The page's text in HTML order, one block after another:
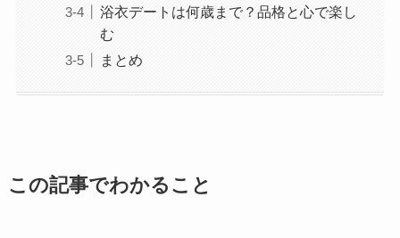
浴衣デートは何歳まで？品格と心で楽し
む
まとめ
この記事でわかること